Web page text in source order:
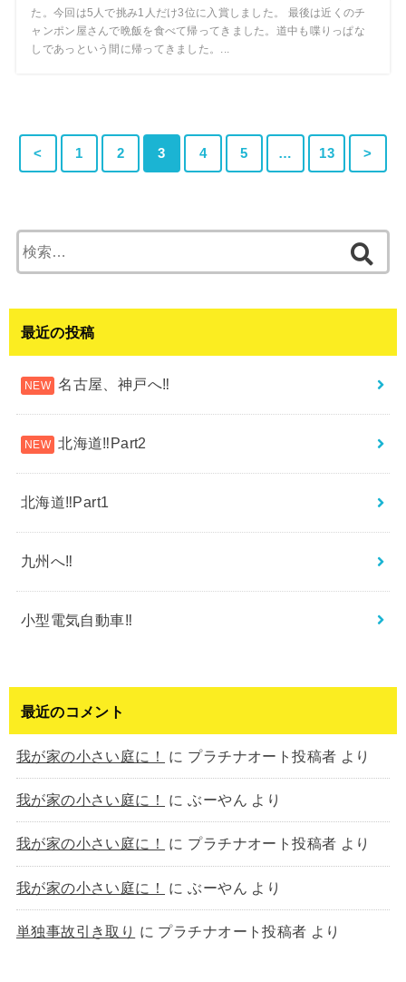
た。今回は5人で挑み1人だけ3位に入賞しました。 最後は近くのチ
ャンポン屋さんで晩飯を食べて帰ってきました。道中も喋りっぱな
しであっという間に帰ってきました。...
< 1 2 3 4 5 … 13 >
索:
最近の投稿
名古屋、神戸へ‼︎
北海道‼︎Part2
北海道‼︎Part1
九州へ‼︎
小型電気自動車‼︎
最近のコメント
我が家の小さい庭に！ に プラチナオート投稿者 より
我が家の小さい庭に！ にぶーやん より
我が家の小さい庭に！ に プラチナオート投稿者 より
我が家の小さい庭に！ にぶーやん より
単独事故引き取り に プラチナオート投稿者 より